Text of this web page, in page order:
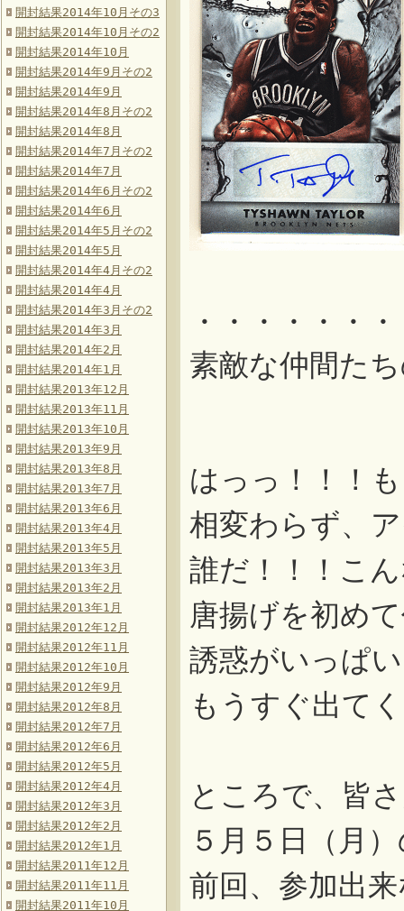
開封結果2014年10月その3
開封結果2014年10月その2
開封結果2014年10月
開封結果2014年9月その2
開封結果2014年9月
開封結果2014年8月その2
開封結果2014年8月
開封結果2014年7月その2
開封結果2014年7月
開封結果2014年6月その2
開封結果2014年6月
開封結果2014年5月その2
開封結果2014年5月
開封結果2014年4月その2
開封結果2014年4月
開封結果2014年3月その2
開封結果2014年3月
開封結果2014年2月
開封結果2014年1月
開封結果2013年12月
開封結果2013年11月
開封結果2013年10月
開封結果2013年9月
開封結果2013年8月
開封結果2013年7月
開封結果2013年6月
開封結果2013年4月
開封結果2013年5月
開封結果2013年3月
開封結果2013年2月
開封結果2013年1月
開封結果2012年12月
開封結果2012年11月
開封結果2012年10月
開封結果2012年9月
開封結果2012年8月
開封結果2012年7月
開封結果2012年6月
開封結果2012年5月
開封結果2012年4月
開封結果2012年3月
開封結果2012年2月
開封結果2012年1月
開封結果2011年12月
開封結果2011年11月
開封結果2011年10月
・・・・・・
素敵な仲間た
はっっ！！！
相変わらず、
誰だ！！！こ
唐揚げを初め
誘惑がいっぱ
もうすぐ出て
ところで、皆
５月５日（月
前回、参加出